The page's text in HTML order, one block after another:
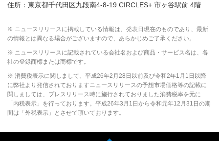
住所：東京都千代田区九段南4-8-19 CIRCLES+ 市ヶ谷駅前 4階
※ ニュースリリースに掲載している情報は、発表日現在のものであり、最新
の情報とは異なる場合がございますので、あらかじめご了承ください。
※ ニュースリリースに記載されている会社名および商品・サービス名は、各
社の登録商標または商標です。
※ 消費税表示に関しまして、平成26年2月28日以前及び令和2年1月1日以降
に弊社より発信されておりますニュースリリースの予想市場価格等の記載に
関しましては、プレスリリース時に施行されておりました消費税率を元に
「内税表示」を行っております。平成26年3月1日から令和元年12月31日の期
間は「外税表示」とさせて頂いております。